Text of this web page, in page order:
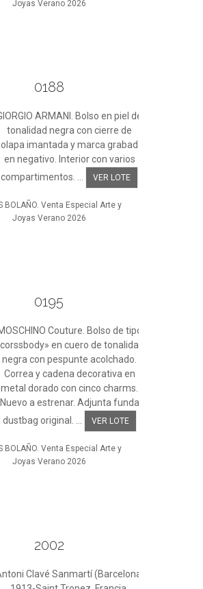
Joyas Verano 2026
0188
ARMANI. Bolso en piel de
tonalidad negra con cierre de
imantada y marca grabada
en negativo. Interior con varios
compartimentos. ...
VER LOTE
BOLAÑO. Venta Especial Arte y
Joyas Verano 2026
0195
Couture. Bolso de tipo
en cuero de tonalidad
negra con pespunte acolchado.
Correa y cadena decorativa en
metal dorado con cinco charms.
Nuevo a estrenar. Adjunta funda
dustbag original. ...
VER LOTE
BOLAÑO. Venta Especial Arte y
Joyas Verano 2026
2002
Clavé Sanmartí (Barcelona,